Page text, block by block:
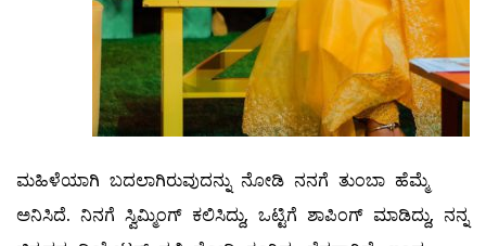
ಮಹಿಳೆಯಾಗಿ ಬದಲಾಗಿರುವುದನ್ನು ನೋಡಿ ನನಗೆ ತುಂಬಾ ಹೆಮ್ಮೆ
ಅನಿಸಿದೆ. ನಿನಗೆ ಸ್ವಿಮ್ಮಿಂಗ್​ ಕಲಿಸಿದ್ದು, ಒಟ್ಟಿಗೆ ಶಾಪಿಂಗ್ ಮಾಡಿದ್ದು, ನನ್ನ